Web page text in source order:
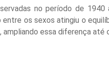
no período de
os sexos atingiu o
essa diferença até